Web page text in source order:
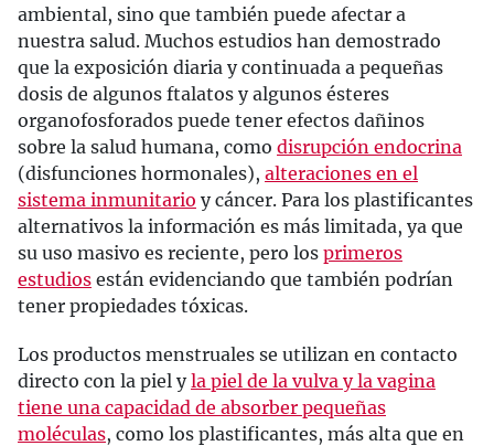
ambiental, sino que también puede afectar a
nuestra salud. Muchos estudios han demostrado
que la exposición diaria y continuada a pequeñas
dosis de algunos ftalatos y algunos ésteres
organofosforados puede tener efectos dañinos
sobre la salud humana, como disrupción endocrina
(disfunciones hormonales), alteraciones en el
sistema inmunitario y cáncer. Para los plastificantes
alternativos la información es más limitada, ya que
su uso masivo es reciente, pero los primeros
estudios están evidenciando que también podrían
tener propiedades tóxicas.
Los productos menstruales se utilizan en contacto
directo con la piel yla piel de la vulva y la vagina
tiene una capacidad de absorber pequeñas
moléculas, como los plastificantes, más alta que en